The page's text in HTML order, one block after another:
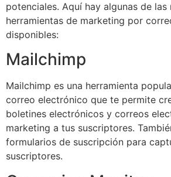
potenciales. Aquí hay algunas de las
herramientas de marketing por
disponibles:
Mailchimp
Mailchimp es una herramienta
correo electrónico que te permite
boletines electrónicos y correos
marketing a tus suscriptores.
formularios de suscripción para
suscriptores.